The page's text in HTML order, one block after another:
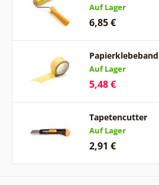
Auf Lager
6,85 €
Papierklebeband
Auf Lager
5,48 €
Tapetencutter
Auf Lager
2,91 €